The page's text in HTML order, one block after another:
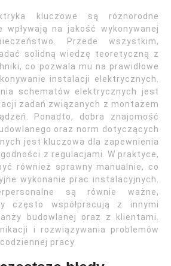
kluczowe są różnorodne
wpływają na jakość wykonywanej
Przede wszystkim,
solidną wiedzę teoretyczną z
co pozwala mu na prawidłowe
instalacji elektrycznych.
schematów elektrycznych jest
zadań związanych z montażem
Ponadto, dobra znajomość
oraz norm dotyczących
jest kluczowa dla zapewnienia
z regulacjami. W praktyce,
również sprawny manualnie, co
wykonanie prac instalacyjnych.
są równie ważne,
często współpracują z innymi
budowlanej oraz z klientami.
i rozwiązywania problemów
pracy.